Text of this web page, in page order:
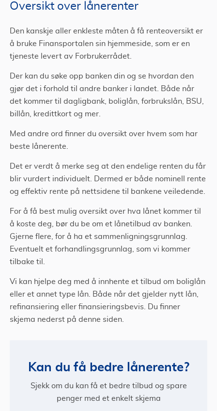
Oversikt over lånerenter
Den kanskje aller enkleste måten å få renteoversikt er
å bruke Finansportalen sin hjemmeside, som er en
tjeneste levert av Forbrukerrådet.
Der kan du søke opp banken din og se hvordan den
gjør det i forhold til andre banker i landet. Både når
det kommer til dagligbank, boliglån, forbrukslån, BSU,
billån, kredittkort og mer.
Med andre ord finner du oversikt over hvem som har
beste lånerente.
Det er verdt å merke seg at den endelige renten du får
blir vurdert individuelt. Dermed er både nominell rente
og effektiv rente på nettsidene til bankene veiledende.
For å få best mulig oversikt over hva lånet kommer til
å koste deg, bør du be om et lånetilbud av banken.
Gjerne flere, for å ha et sammenligningsgrunnlag.
Eventuelt et forhandlingsgrunnlag, som vi kommer
tilbake til.
Vi kan hjelpe deg med å innhente et tilbud om boliglån
eller et annet type lån. Både når det gjelder nytt lån,
refinansiering eller finansieringsbevis. Du finner
skjema nederst på denne siden.
Kan du få bedre lånerente?
Sjekk om du kan få et bedre tilbud og spare
penger med et enkelt skjema